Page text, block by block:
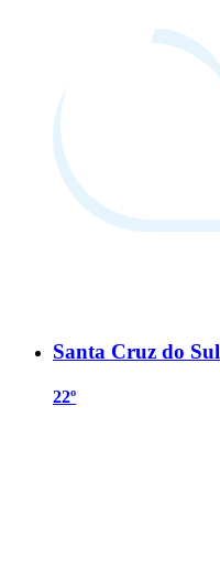
Santa Cruz do Sul
22º